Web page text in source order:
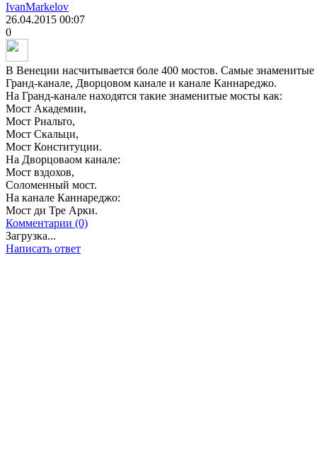
IvanMarkelov
26.04.2015 00:07
0
В Венеции насчитывается боле 400 мостов. Самые знаменитые
Гранд-канале, Дворцовом канале и канале Каннареджо.
На Гранд-канале находятся такие знаменитые мосты как:
Мост Академии,
Мост Риальто,
Мост Скальци,
Мост Конституции.
На Дворцоваом канале:
Мост вздохов,
Соломенный мост.
На канале Каннареджо:
Мост ди Тре Арки.
Комментарии (0)
Загрузка...
Написать ответ